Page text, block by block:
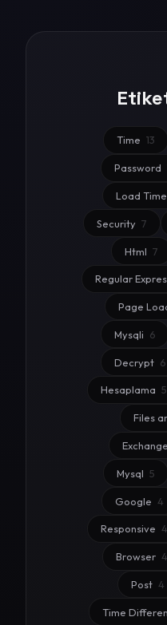
Time 13
Password
Load Time
Security 7
Html 7
Regular
Page
Mysqli 6
Decrypt 6
Hesaplama 5
Files
Exchange
Mysql 5
Google 4
Responsive 4
Browser 4
Post 4
Time